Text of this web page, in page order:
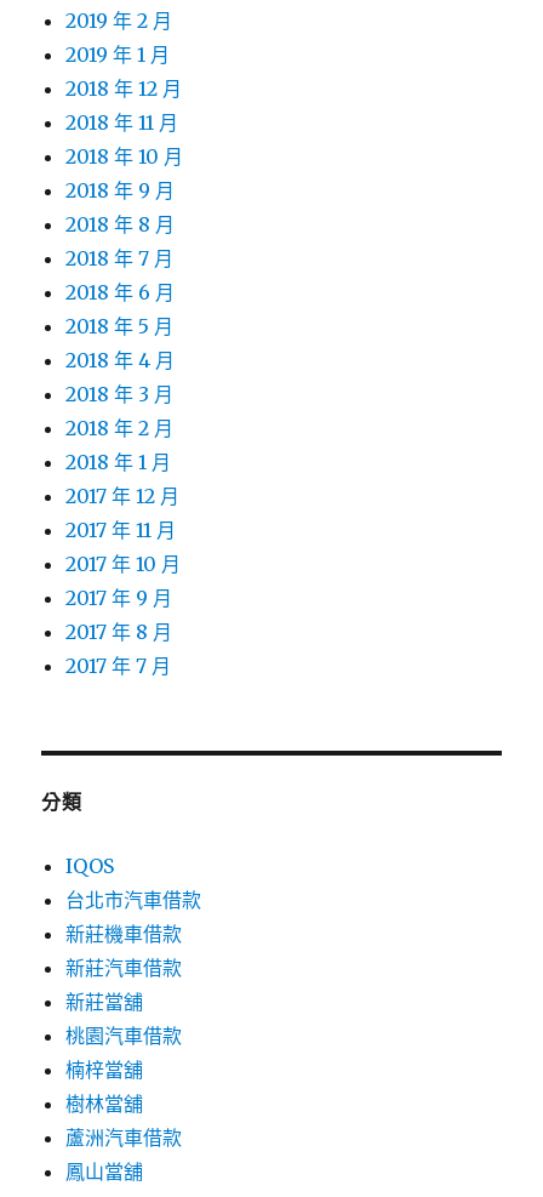
2019 年 2 月
2019 年 1 月
2018 年 12 月
2018 年 11 月
2018 年 10 月
2018 年 9 月
2018 年 8 月
2018 年 7 月
2018 年 6 月
2018 年 5 月
2018 年 4 月
2018 年 3 月
2018 年 2 月
2018 年 1 月
2017 年 12 月
2017 年 11 月
2017 年 10 月
2017 年 9 月
2017 年 8 月
2017 年 7 月
分類
IQOS
台北市汽車借款
新莊機車借款
新莊汽車借款
新莊當舖
桃園汽車借款
楠梓當舖
樹林當舖
蘆洲汽車借款
鳳山當舖